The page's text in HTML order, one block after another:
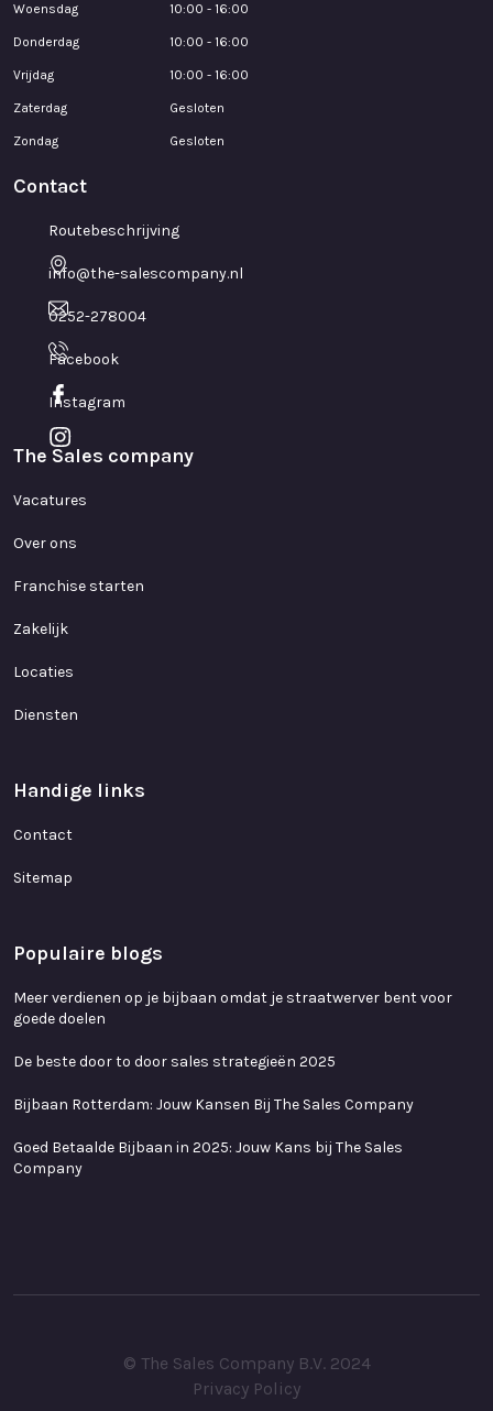
Woensdag 10:00 - 16:00
Donderdag 10:00 - 16:00
Vrijdag 10:00 - 16:00
Zaterdag Gesloten
Zondag Gesloten
Contact
Routebeschrijving
info@the-salescompany.nl
0252-278004
Facebook
Instagram
The Sales company
Vacatures
Over ons
Franchise starten
Zakelijk
Locaties
Diensten
Handige links
Contact
Sitemap
Populaire blogs
Meer verdienen op je bijbaan omdat je straatwerver bent voor
goede doelen
De beste door to door sales strategieën 2025
Bijbaan Rotterdam: Jouw Kansen Bij The Sales Company
Goed Betaalde Bijbaan in 2025: Jouw Kans bij The Sales
Company
© The Sales Company B.V. 2024
Privacy Policy